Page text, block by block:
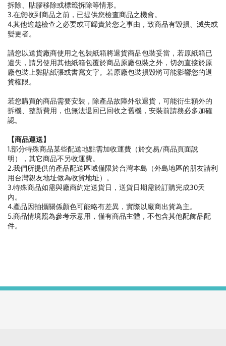
拆除、貼膠移除或標籤拆除等情形。
3.在您收到商品之前，已提供您檢查商品之機會。
4.其他逾越檢查之必要或可歸責於您之事由，致商品有毀損、滅失或
變更者。
請您以送貨廠商使用之包裝紙箱將退貨商品包裝妥當，若原紙箱已
遺失，請另使用其他紙箱包覆於商品原廠包裝之外，切勿直接於原
廠包裝上黏貼紙張或書寫文字。若原廠包裝損毀將可能影響您的退
貨權限。
若您購買的商品需要安裝，除產品故障外欲退貨，可能衍生額外的
拆機、整新費用，也無法退回已回收之舊機，安裝前請務必多加確
認。
【商品運送】
1.部分特殊商品某些配送地點需加收運費（於交易/商品頁面說
明），其它商品不另收運費。
2.我們所提供的產品配送區域僅限於台灣本島（外島地區的朋友請利
用台灣親友地址做為收貨地址）。
3.特殊商品如需與廠商約定送貨日，送貨日期需於訂購完成30天
內。
4.產品因拍攝關係顏色可能略有差異，實際以廠商出貨為主。
5.商品情境照為參考示意用，僅有商品主體，不包含其他配飾品配
件。